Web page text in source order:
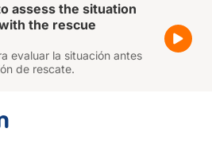
assess the situation
the rescue
evaluar la situación antes
de rescate.